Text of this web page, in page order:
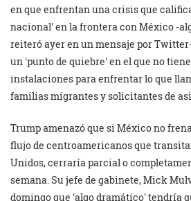
en que enfrentan una crisis que
nacional en la frontera con México -
reiteró ayer en un mensaje por
un punto de quiebre en el que no
instalaciones para enfrentar lo que
familias migrantes y solicitantes de
Trump amenazó que si México no
flujo de centroamericanos que
Unidos, cerraría parcial o
semana. Su jefe de gabinete, Mick
domingo que algo dramático tendría